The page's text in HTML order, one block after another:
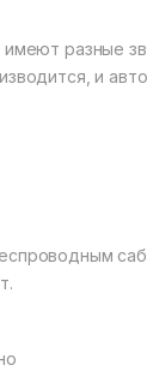
разные
и